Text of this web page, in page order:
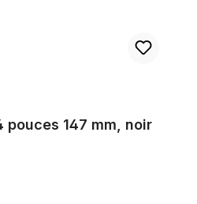
147 mm, noir